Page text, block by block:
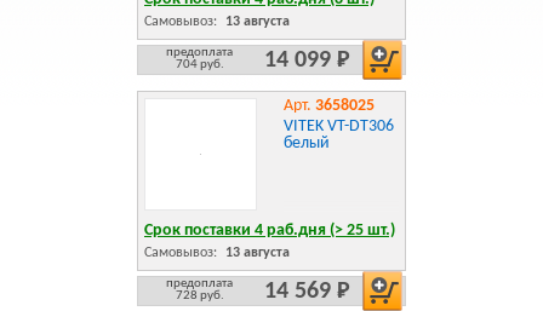
Самовывоз: 13 августа
предоплата
704 руб.
14 099 Р
Арт. 3658025
VITEK VT-DT306
белый
Срок поставки 4 раб.дня (> 25 шт.)
Самовывоз: 13 августа
предоплата
728 руб.
14 569 Р